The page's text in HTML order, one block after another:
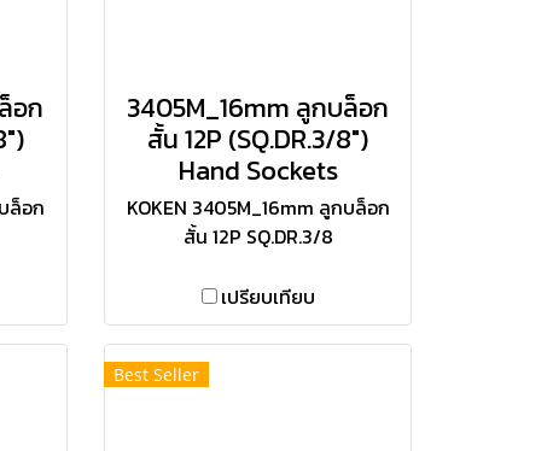
อก
ล็อก
3405M_16mm ลูกบล็อก
สั้น 12P (SQ.DR.3/8")
Hand Sockets
KOKEN 3405M_16mm ลูกบล็อก
สั้น 12P SQ.DR.3/8
เปรียบเทียบ
Best Seller